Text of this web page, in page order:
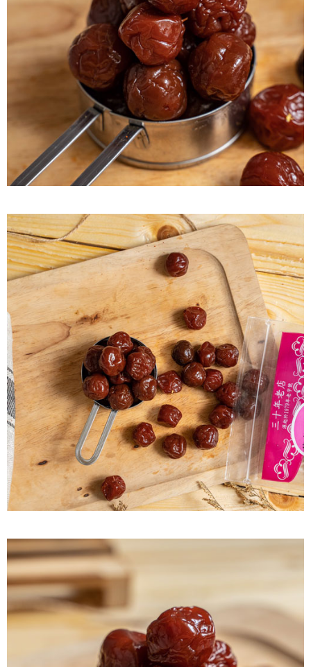
付款後7-11取貨
每筆NT$60，滿NT$799(含以上)免運費
每筆NT$150，滿NT$1,399(含以上)免運費
澎湖金門馬祖宅配到家
每筆NT$250
付款後門市自取
免運費